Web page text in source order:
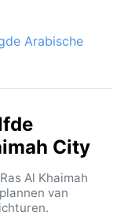
Arabische
City
Al Khaimah
van